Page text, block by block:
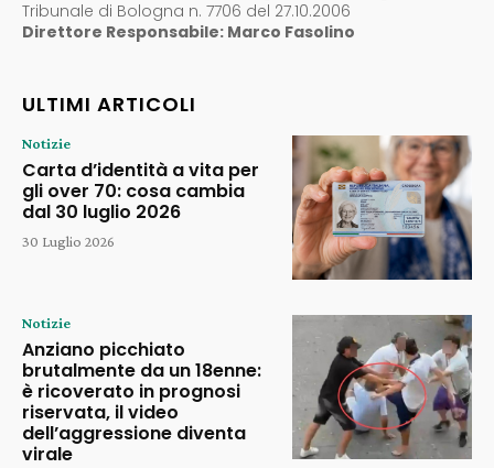
Tribunale di Bologna n. 7706 del 27.10.2006
Direttore Responsabile: Marco Fasolino
ULTIMI ARTICOLI
Notizie
Carta d’identità a vita per
gli over 70: cosa cambia
dal 30 luglio 2026
30 Luglio 2026
Notizie
Anziano picchiato
brutalmente da un 18enne:
è ricoverato in prognosi
riservata, il video
dell’aggressione diventa
virale